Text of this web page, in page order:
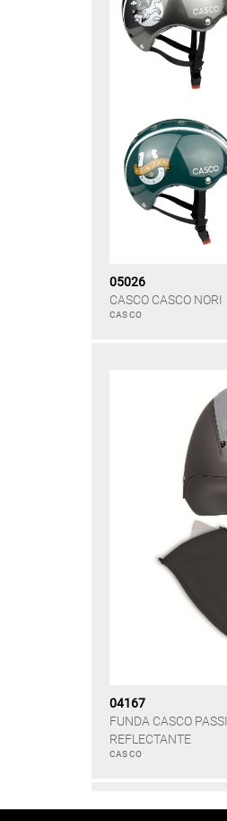
05026
CASCO CASCO NORI
CAS CO
04167
FUNDA CASCO
REFLECTANTE
CAS CO